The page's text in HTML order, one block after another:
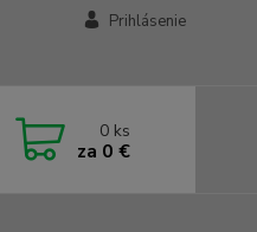
Prihlásenie
0 ks
za 0 €